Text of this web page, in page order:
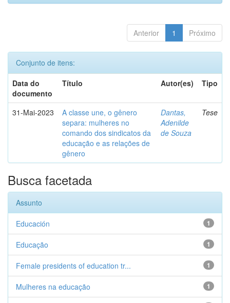
Anterior 1 Próximo
Conjunto de itens:
Data do
documento
Título Autor(es) Tipo
31-Mai-2023
A classe une, o gênero
separa: mulheres no
comando dos sindicatos da
educação e as relações de
gênero
Dantas,
Adenilde
de Souza
Tese
Busca facetada
Assunto
1
Educación
1
Educação
1
Female presidents of education tr...
1
Mulheres na educação